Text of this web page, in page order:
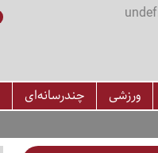
ورزشی
چندرسانه‌ای